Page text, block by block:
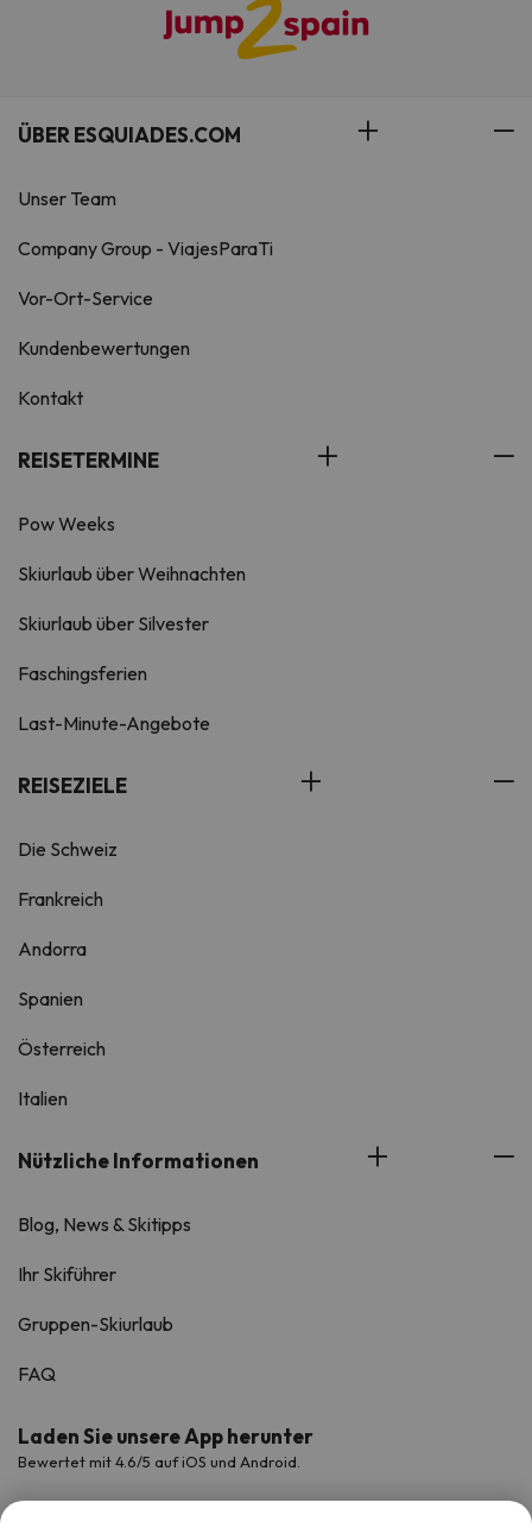
ÜBER ESQUIADES.COM
Unser Team
Company Group - ViajesParaTi
Vor-Ort-Service
Kundenbewertungen
Kontakt
REISETERMINE
Pow Weeks
Skiurlaub über Weihnachten
Skiurlaub über Silvester
Faschingsferien
Last-Minute-Angebote
REISEZIELE
Die Schweiz
Frankreich
Andorra
Spanien
Österreich
Italien
Nützliche Informationen
Blog, News & Skitipps
Ihr Skiführer
Gruppen-Skiurlaub
FAQ
Laden Sie unsere App herunter
Bewertet mit 4.6/5 auf iOS und Android.